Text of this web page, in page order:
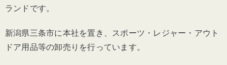
ランドです。
新潟県三条市に本社を置き、 スポーツ・レジャー・アウト
ドア用品等の卸売りを行っています。